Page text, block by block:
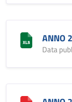
ANNO
Data